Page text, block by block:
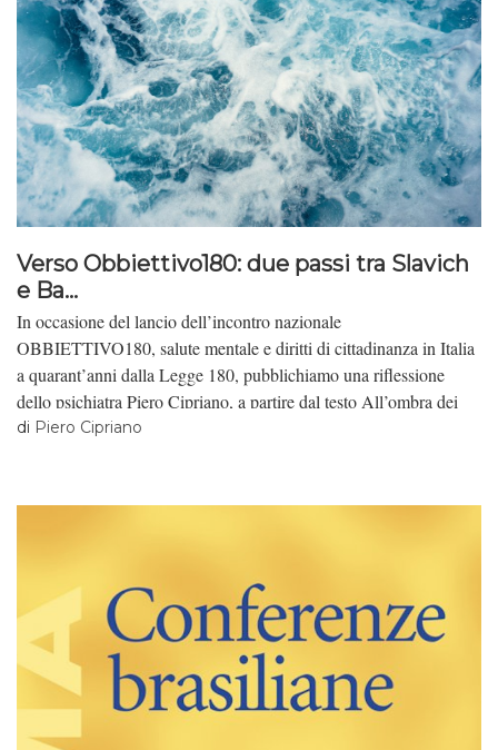
Verso Obbiettivo180: due passi tra Slavich
e Ba...
In occasione del lancio dell’incontro nazionale
OBBIETTIVO180, salute mentale e diritti di cittadinanza in Italia
a quarant’anni dalla Legge 180, pubblichiamo una riflessione
dello psichiatra Piero Cipriano, a partire dal testo All’ombra dei
ciliegi giapponesi (Alpha beta verlag, 2018).
di Piero Cipriano